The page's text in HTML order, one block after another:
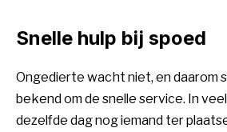
Snelle hulp bij spoed
Ongedierte wacht niet, en daarom
bekend om de snelle service. In
dezelfde dag nog iemand ter